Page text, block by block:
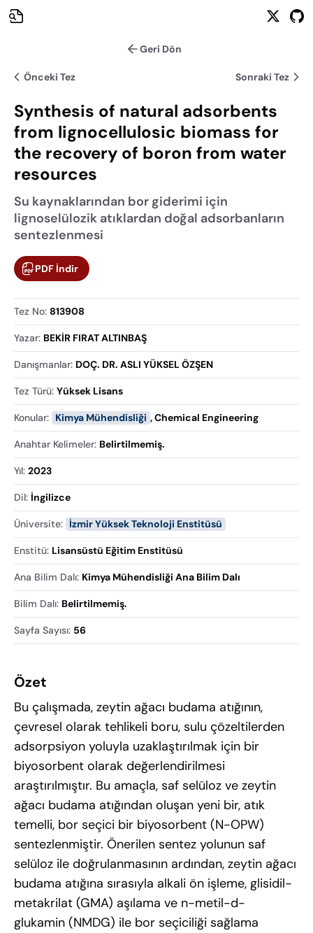
Geri Dön
Önceki Tez Sonraki Tez
Synthesis of natural adsorbents
from lignocellulosic biomass for
the recovery of boron from water
resources
Su kaynaklarından bor giderimi için
lignoselülozik atıklardan doğal adsorbanların
sentezlenmesi
PDF İndir
Tez No: 813908
Yazar: BEKİR FIRAT ALTINBAŞ
Danışmanlar: DOÇ. DR. ASLI YÜKSEL ÖZŞEN
Tez Türü: Yüksek Lisans
Konular: Kimya Mühendisliği ,Chemical Engineering
Anahtar Kelimeler: Belirtilmemiş.
Yıl: 2023
Dil: İngilizce
Üniversite: İzmir Yüksek Teknoloji Enstitüsü
Enstitü: Lisansüstü Eğitim Enstitüsü
Ana Bilim Dalı: Kimya Mühendisliği Ana Bilim Dalı
Bilim Dalı: Belirtilmemiş.
Sayfa Sayısı: 56
Özet
Bu çalışmada, zeytin ağacı budama atığının,
çevresel olarak tehlikeli boru, sulu çözeltilerden
adsorpsiyon yoluyla uzaklaştırılmak için bir
biyosorbent olarak değerlendirilmesi
araştırılmıştır. Bu amaçla, saf selüloz ve zeytin
ağacı budama atığından oluşan yeni bir, atık
temelli, bor seçici bir biyosorbent (N-OPW)
sentezlenmiştir. Önerilen sentez yolunun saf
selüloz ile doğrulanmasının ardından, zeytin ağacı
budama atığına sırasıyla alkali ön işleme, glisidil-
metakrilat (GMA) aşılama ve n-metil-d-
glukamin (NMDG) ile bor seçiciliği sağlama